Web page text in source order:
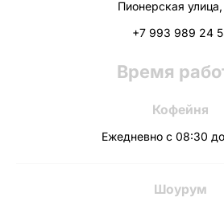
Пионерская улица,
+7 993 989 24
Время
Кофейня
Ежедневно с 08:30
Шоурум